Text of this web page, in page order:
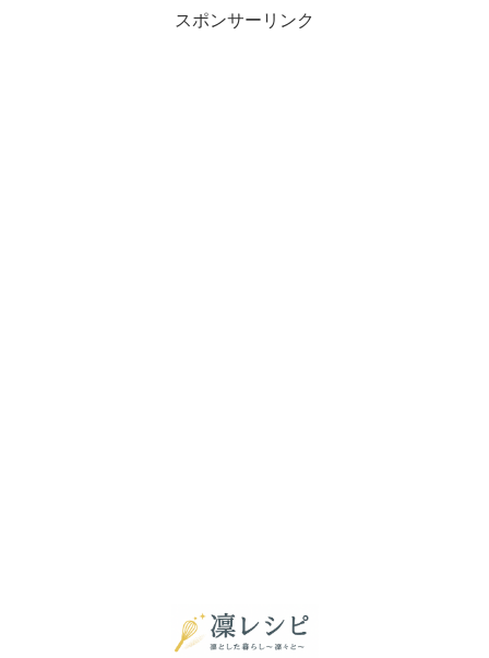
スポンサーリンク